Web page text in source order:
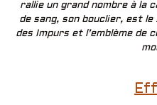
rallie un grand nombre à la
de sang, son bouclier, est
des Impurs et l’emblème de